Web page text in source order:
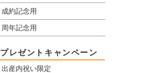
成約記念用
周年記念用
プレゼントキャンペーン
出産内祝い限定